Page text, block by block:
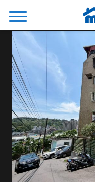
2026 台北降價好屋限量釋出
2026 台中降價好屋限量釋出
2026 高雄降價好屋限量釋出
縣市